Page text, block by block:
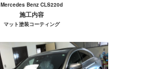
Mercedes Benz CLS220d
施工内容
マット塗装コーティング